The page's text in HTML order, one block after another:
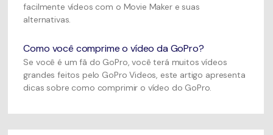
facilmente vídeos com o Movie Maker e suas
alternativas.
Como você comprime o vídeo da GoPro?
Se você é um fã do GoPro, você terá muitos vídeos
grandes feitos pelo GoPro Videos, este artigo apresenta
dicas sobre como comprimir o vídeo do GoPro.